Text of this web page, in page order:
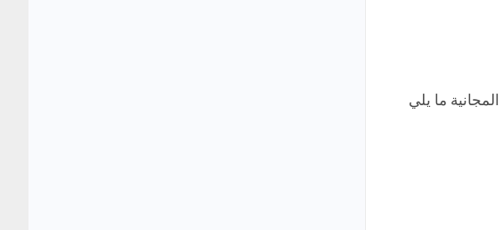
المجانية ما يلي